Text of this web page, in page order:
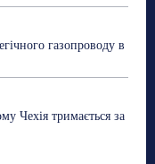
газопроводу в
Чехія тримається за